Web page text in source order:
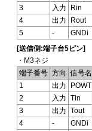
3
入力 Rin
4
出力 Rout
5
- GNDi
[送信側:端子台5ピン]
・M3ネジ
端子番号 方向 信号名
1
出力 POWT
2 入力
Tin
3
出力 Tout
4
- GNDi